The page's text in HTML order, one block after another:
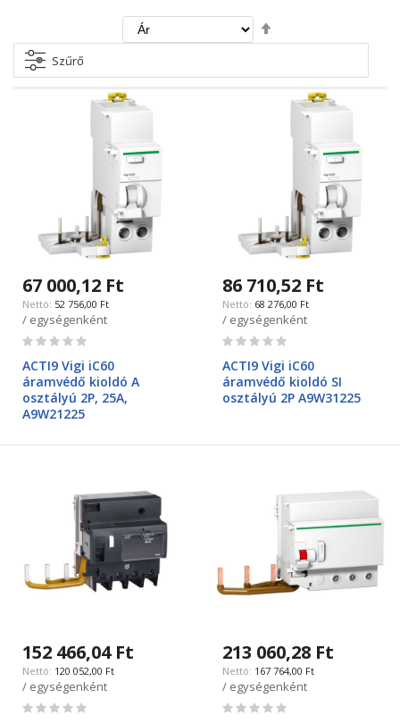
irány
Szűrő
67 000,12 Ft
52 756,00 Ft
/ egységenként
Rating:
ACTI9 Vigi iC60
áramvédő kioldó A
osztályú 2P, 25A,
A9W21225
86 710,52 Ft
68 276,00 Ft
/ egységenként
Rating:
ACTI9 Vigi iC60
áramvédő kioldó SI
osztályú 2P A9W31225
152 466,04 Ft
120 052,00 Ft
/ egységenként
Rating:
213 060,28 Ft
167 764,00 Ft
/ egységenként
Rating: